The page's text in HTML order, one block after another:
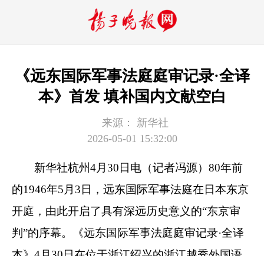
《远东国际军事法庭庭审记录·全译
本》首发 填补国内文献空白
来源：
新华社
2026-05-01 15:32:00
新华社杭州4月30日电（记者冯源）80年前
的1946年5月3日，远东国际军事法庭在日本东京
开庭，由此开启了具有深远历史意义的“东京审
判”的序幕。《远东国际军事法庭庭审记录·全译